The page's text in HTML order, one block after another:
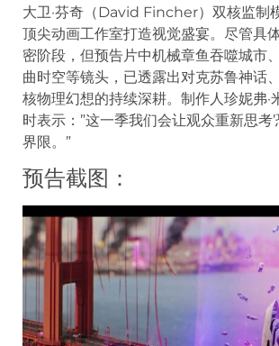
大卫·芬奇（David Fincher）双核监制
顶尖动画工作室打造视觉盛宴。尽管具
密阶段，但预告片中机械章鱼吞噬城市
曲时空等镜头，已透露出对克苏鲁神话
核物理幻想的持续深耕。制作人珍妮弗·
时表示：”这一季我们会让观众重新思考’
界限。”
预告截图：